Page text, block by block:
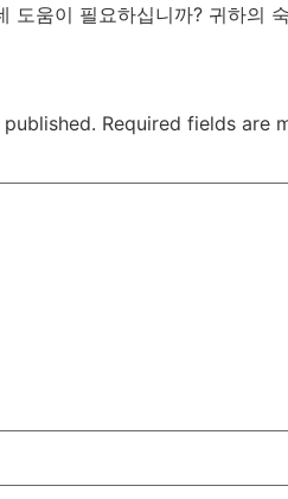
도움이 필요하십니까? 귀하의
Required fields are